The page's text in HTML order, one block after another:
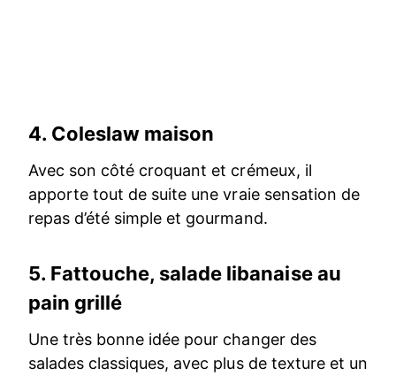
4. Coleslaw maison
Avec son côté croquant et crémeux, il
apporte tout de suite une vraie sensation de
repas d’été simple et gourmand.
5. Fattouche, salade libanaise au
pain grillé
Une très bonne idée pour changer des
salades classiques, avec plus de texture et un